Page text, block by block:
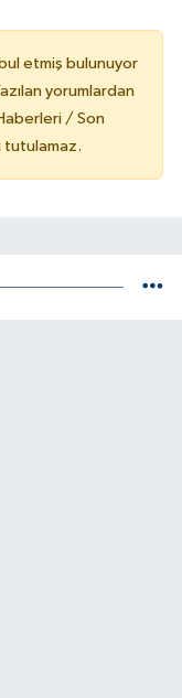
etmiş bulunuyor
yorumlardan
/ Son
tutulamaz.